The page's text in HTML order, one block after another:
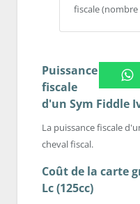
fiscale
Puissance
fiscale
d'un Sym Fiddle
La puissance fiscale
cheval fiscal.
Coût de la carte
Lc (125cc)